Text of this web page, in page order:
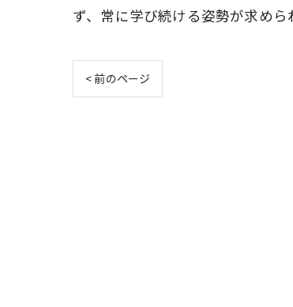
ず、常に学び続ける姿勢が求め
< 前のページ